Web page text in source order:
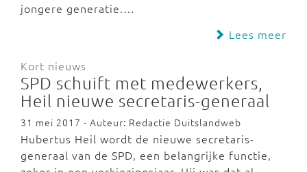
jongere generatie.…
Lees meer
Kort nieuws
SPD schuift met medewerkers,
Heil nieuwe secretaris-generaal
31 mei 2017 - Auteur: Redactie Duitslandweb
Hubertus Heil wordt de nieuwe secretaris-
generaal van de SPD, een belangrijke functie,